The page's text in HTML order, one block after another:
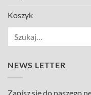
Koszyk
NEWS LETTER
Zapisz się do naszego